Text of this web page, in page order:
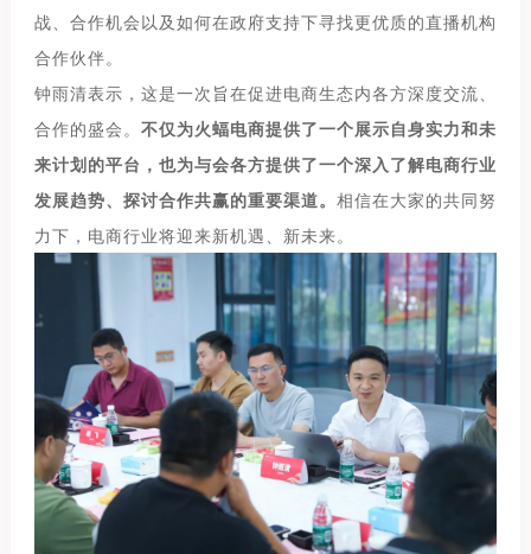
战、合作机会以及如何在政府支持下寻找更优质的直播机构
合作伙伴。
钟雨清表示，这是一次旨在促进电商生态内各方深度交流、
合作的盛会。 不仅为火蝠电商提供了一个展示自身实力和未
来计划的平台，也为与会各方提供了一个深入了解电商行业
发展趋势、探讨合作共赢的重要渠道。相信在大家的共同努
力下，电商行业将迎来新机遇、新未来。